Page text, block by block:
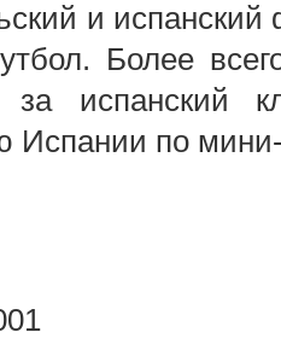
и испанский
Более
за испанский
Испании по